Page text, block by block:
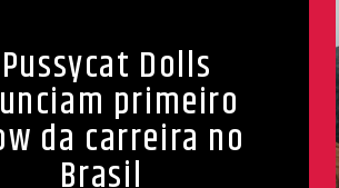
Pussycat Dolls
primeiro
da carreira no
Brasil